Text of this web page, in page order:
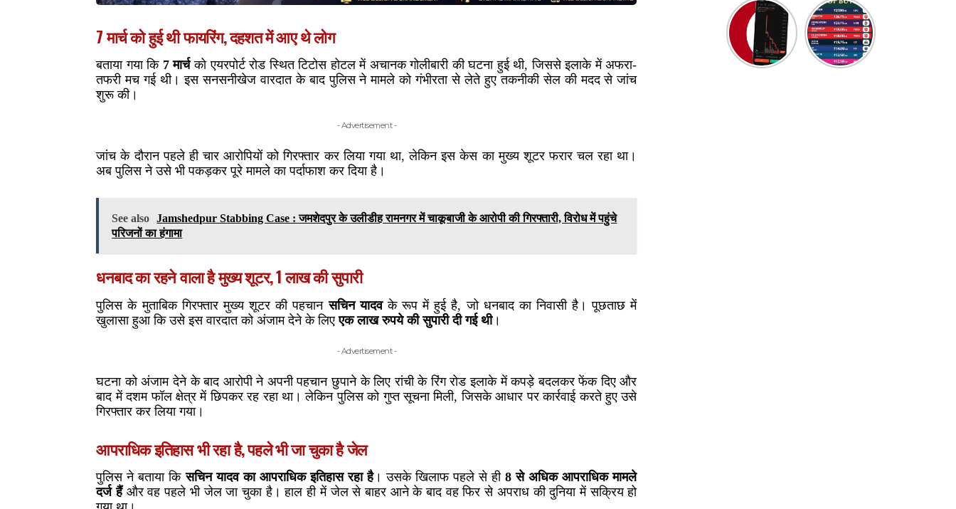
7 मार्च को हुई थी फायरिंग, दहशत में आए थे लोग
बताया गया कि 7 मार्चको एयरपोर्ट रोड स्थित टिटोस होटल में अचानक गोलीबारी की घटना हुई थी, जिससे इलाके में अफरा-
तफरी मच गई थी। इस सनसनीखेज वारदात के बाद पुलिस ने मामले को गंभीरता से लेते हुए तकनीकी सेल की मदद से जांच
शुरू की।
- Advertisement -
जांच के दौरान पहले ही चार आरोपियों को गिरफ्तार कर लिया गया था, लेकिन इस केस का मुख्य शूटर फरार चल रहा था।
अब पुलिस ने उसे भी पकड़कर पूरे मामले का पर्दाफाश कर दिया है।
See also
Jamshedpur Stabbing Case : जमशेदपुर के उलीडीह रामनगर में चाकूबाजी के आरोपी की गिरफ्तारी, विरोध में पहुंचे
परिजनों का हंगामा
धनबाद का रहने वाला है मुख्य शूटर, 1 लाख की सुपारी
पुलिस के मुताबिक गिरफ्तार मुख्य शूटर की पहचानसचिन यादवके रूप में हुई है, जो धनबाद का निवासी है। पूछताछ में
खुलासा हुआ कि उसे इस वारदात को अंजाम देने के लिएएक लाख रुपये की सुपारी दी गई थी।
- Advertisement -
घटना को अंजाम देने के बाद आरोपी ने अपनी पहचान छुपाने के लिए रांची के रिंग रोड इलाके में कपड़े बदलकर फेंक दिए और
बाद में दशम फॉल क्षेत्र में छिपकर रह रहा था। लेकिन पुलिस को गुप्त सूचना मिली, जिसके आधार पर कार्रवाई करते हुए उसे
गिरफ्तार कर लिया गया।
आपराधिक इतिहास भी रहा है, पहले भी जा चुका है जेल
पुलिस ने बताया किसचिन यादव का आपराधिक इतिहास रहा है। उसके खिलाफ पहले से ही8 से अधिक आपराधिक मामले
दर्ज हैंऔर वह पहले भी जेल जा चुका है। हाल ही में जेल से बाहर आने के बाद वह फिर से अपराध की दुनिया में सक्रिय हो